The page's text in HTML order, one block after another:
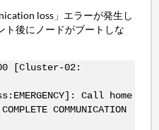
loss」エラーが発生し
ト後にノードがブートしな
[Cluster-02:
Call home
COMMUNICATION